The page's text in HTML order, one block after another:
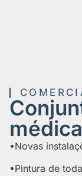
•Novas
•Pintura de